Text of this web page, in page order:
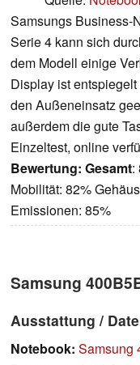
Samsungs Business-
Serie 4 kann sich
dem Modell einige
Display ist
den Außeneinsatz
außerdem die gute
Einzeltest, online
Bewertung: Gesamt:
Mobilität: 82%
Emissionen: 85%
Samsung
Ausstattung /
Notebook: Samsung